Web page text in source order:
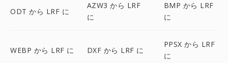
ODT から LRF に
AZW3 から LRF
に
BMP から LRF
に
WEBP から LRF に DXF から LRF に
PPSX から LRF
に